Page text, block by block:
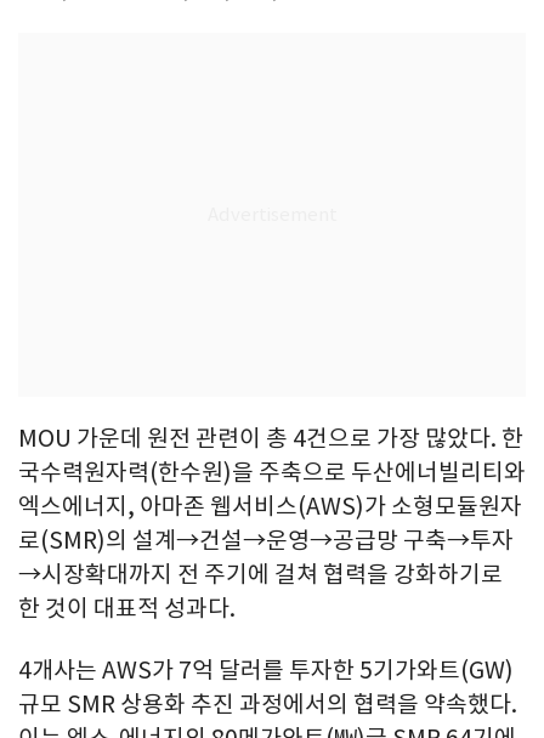
MOU 가운데 원전 관련이 총 4건으로 가장 많았다. 한
국수력원자력(한수원)을 주축으로 두산에너빌리티와
엑스에너지, 아마존 웹서비스(AWS)가 소형모듈원자
로(SMR)의 설계→건설→운영→공급망 구축→투자
→시장확대까지 전 주기에 걸쳐 협력을 강화하기로
한 것이 대표적 성과다.
4개사는 AWS가 7억 달러를 투자한 5기가와트(GW)
규모 SMR 상용화 추진 과정에서의 협력을 약속했다.